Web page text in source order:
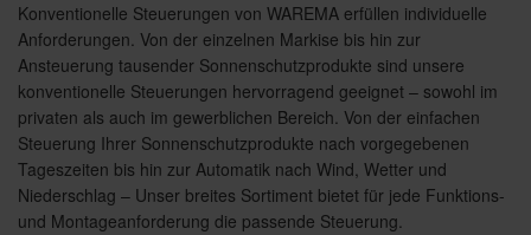
Konventionelle Steuerungen von WAREMA erfüllen individuelle
Anforderungen. Von der einzelnen Markise bis hin zur
Ansteuerung tausender Sonnenschutzprodukte sind unsere
konventionelle Steuerungen hervorragend geeignet – sowohl im
privaten als auch im gewerblichen Bereich. Von der einfachen
Steuerung Ihrer Sonnenschutzprodukte nach vorgegebenen
Tageszeiten bis hin zur Automatik nach Wind, Wetter und
Niederschlag – Unser breites Sortiment bietet für jede Funktions-
und Montageanforderung die passende Steuerung.